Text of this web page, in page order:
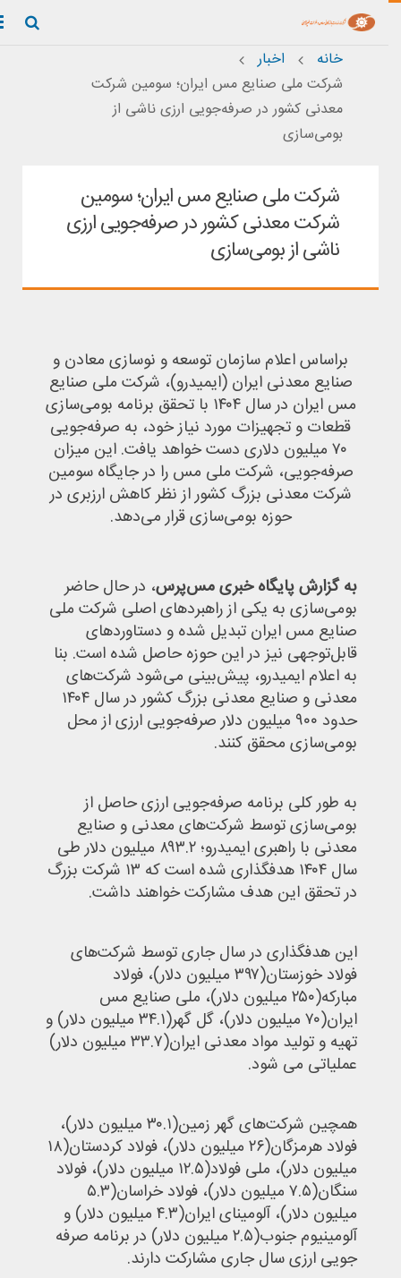
صفحه نخست
فعاليت ها
سامانه تامين كنندگان
ارتباط با ما
خانه
اخبار
شرکت ملی صنایع مس ایران؛ سومین شرکت
معدنی کشور در صرفه‌جویی ارزی ناشی از
بومی‌سازی
شرکت ملی صنایع مس ایران؛ سومین
شرکت معدنی کشور در صرفه‌جویی ارزی
ناشی از بومی‌سازی
براساس اعلام سازمان توسعه و نوسازی معادن و
صنایع معدنی ایران (ایمیدرو)، شرکت ملی صنایع
مس ایران در سال ۱۴۰۴ با تحقق برنامه بومی‌سازی
قطعات و تجهیزات مورد نیاز خود، به صرفه‌جویی
۷۰ میلیون دلاری دست خواهد یافت. این میزان
صرفه‌جویی، شرکت ملی مس را در جایگاه سومین
شرکت معدنی بزرگ کشور از نظر کاهش ارزبری در
حوزه بومی‌سازی قرار می‌دهد.
به گزارش پایگاه خبری مس‌پرس، در حال حاضر
بومی‌سازی به یکی از راهبردهای اصلی شرکت ملی
صنایع مس ایران تبدیل شده و دستاوردهای
قابل‌توجهی نیز در این حوزه حاصل شده است. بنا
به اعلام ایمیدرو، پیش‌بینی می‌شود شرکت‌های
معدنی و صنایع معدنی بزرگ کشور در سال ۱۴۰۴
حدود ۹۰۰ میلیون دلار صرفه‌جویی ارزی از محل
بومی‌سازی محقق کنند.
به طور کلی برنامه صرفه‌جویی ارزی حاصل از
بومی‌سازی توسط شرکت‌های معدنی و صنایع
معدنی با راهبری ایمیدرو؛ ۸۹۳.۲ میلیون دلار طی
سال ۱۴۰۴ هدفگذاری شده است که ۱۳ شرکت بزرگ
در تحقق این هدف مشارکت خواهند داشت.
این هدفگذاری در سال جاری توسط شرکت‌های
فولاد خوزستان(۳۹۷ میلیون دلار)، فولاد
مبارکه(۲۵۰ میلیون دلار)، ملی صنایع مس
ایران(۷۰ میلیون دلار)، گل گهر(۳۴.۱ میلیون دلار) و
تهیه و تولید مواد معدنی ایران(۳۳.۷ میلیون دلار)
عملیاتی می شود.
همچین شرکت‌های گهر زمین(۳۰.۱ میلیون دلار)،
فولاد هرمزگان(۲۶ میلیون دلار)، فولاد کردستان(۱۸
میلیون دلار)، ملی فولاد(۱۲.۵ میلیون دلار)، فولاد
سنگان(۷.۵ میلیون دلار)، فولاد خراسان(۵.۳
میلیون دلار)، آلومینای ایران(۴.۳ میلیون دلار) و
آلومینیوم جنوب(۲.۵ میلیون دلار) در برنامه صرفه
جویی ارزی سال جاری مشارکت دارند.